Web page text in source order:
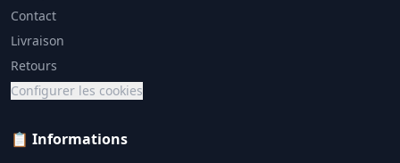
Contact
Livraison
Retours
Configurer les cookies
📋 Informations